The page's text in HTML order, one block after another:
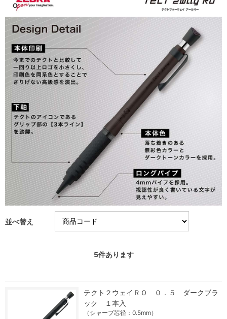
並べ替え
5件あります
テクト２ウェイＲＯ ０．５ ダークブラ
ック １本入
（シャープ芯径：0.5mm）